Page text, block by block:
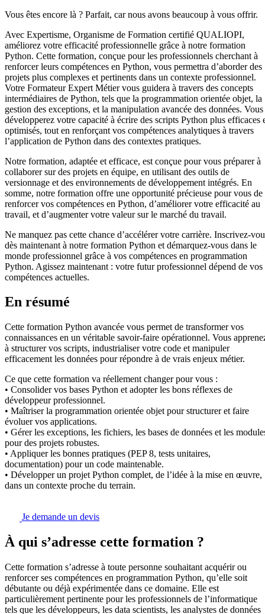
Vous êtes encore là ? Parfait, car nous avons beaucoup à vous offrir.
Avec Expertisme, Organisme de Formation certifié QUALIOPI,
améliorez votre efficacité professionnelle grâce à notre formation
Python. Cette formation, conçue pour les professionnels cherchant à
renforcer leurs compétences en Python, vous permettra d’aborder des
projets plus complexes et pertinents dans un contexte professionnel.
Votre Formateur Expert Métier vous guidera à travers des concepts
intermédiaires de Python, tels que la programmation orientée objet, la
gestion des exceptions, et la manipulation avancée des données. Vous
développerez votre capacité à écrire des scripts Python plus efficaces
optimisés, tout en renforçant vos compétences analytiques à travers
l’application de Python dans des contextes pratiques.
Notre formation, adaptée et efficace, est conçue pour vous préparer à
collaborer sur des projets en équipe, en utilisant des outils de
versionnage et des environnements de développement intégrés. En
somme, notre formation offre une opportunité précieuse pour vous de
renforcer vos compétences en Python, d’améliorer votre efficacité au
travail, et d’augmenter votre valeur sur le marché du travail.
Ne manquez pas cette chance d’accélérer votre carrière. Inscrivez-
dès maintenant à notre formation Python et démarquez-vous dans le
monde professionnel grâce à vos compétences en programmation
Python. Agissez maintenant : votre futur professionnel dépend de vos
compétences actuelles.
En résumé
Cette formation Python avancée vous permet de transformer vos
connaissances en un véritable savoir-faire opérationnel. Vous
à structurer vos scripts, industrialiser votre code et manipuler
efficacement les données pour répondre à de vrais enjeux métier.
Ce que cette formation va réellement changer pour vous :
• Consolider vos bases Python et adopter les bons réflexes de
développeur professionnel.
• Maîtriser la programmation orientée objet pour structurer et faire
évoluer vos applications.
• Gérer les exceptions, les fichiers, les bases de données et les
pour des projets robustes.
• Appliquer les bonnes pratiques (PEP 8, tests unitaires,
documentation) pour un code maintenable.
• Développer un projet Python complet, de l’idée à la mise en œuvre,
dans un contexte proche du terrain.
Je demande un devis
À qui s’adresse cette formation ?
Cette formation s’adresse à toute personne souhaitant acquérir ou
renforcer ses compétences en programmation Python, qu’elle soit
débutante ou déjà expérimentée dans ce domaine. Elle est
particulièrement pertinente pour les professionnels de l’informatique
tels que les développeurs, les data scientists, les analystes de données